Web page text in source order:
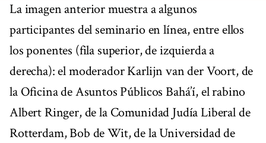
La imagen anterior muestra a algunos
participantes del seminario en línea, entre ellos
los ponentes (fila superior, de izquierda a
derecha): el moderador Karlijn van der Voort, de
la Oficina de Asuntos Públicos Bahá’í, el rabino
Albert Ringer, de la Comunidad Judía Liberal de
Rotterdam, Bob de Wit, de la Universidad de